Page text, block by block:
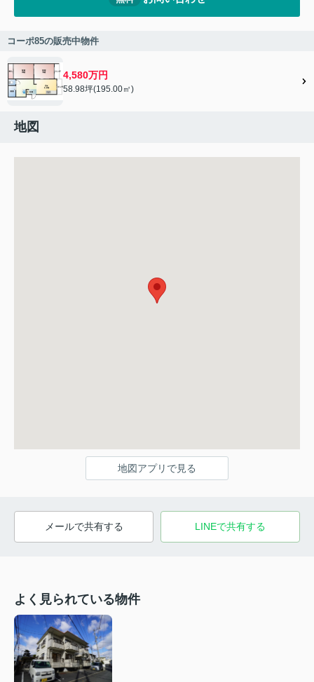
コーポ85の販売中物件
4,580万円
58.98坪(195.00㎡)
地図
地図アプリで見る
メールで共有する LINEで共有する
よく見られている物件